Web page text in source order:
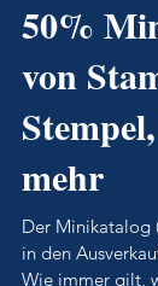
31. Mai 2022
50%
von